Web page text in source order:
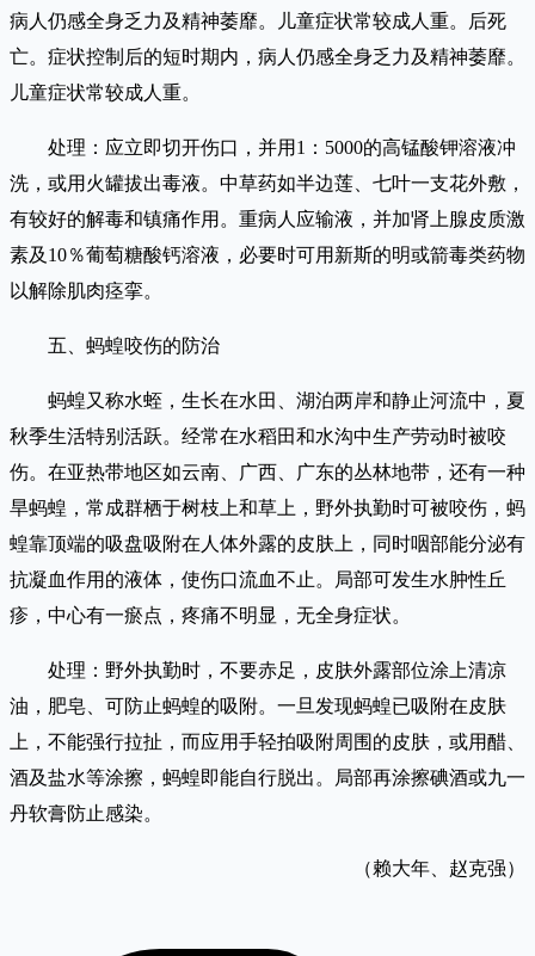
病人仍感全身乏力及精神萎靡。儿童症状常较成人重。后死
亡。症状控制后的短时期内，病人仍感全身乏力及精神萎靡。
儿童症状常较成人重。
处理：应立即切开伤口，并用1：5000的高锰酸钾溶液冲
洗，或用火罐拔出毒液。中草药如半边莲、七叶一支花外敷，
有较好的解毒和镇痛作用。重病人应输液，并加肾上腺皮质激
素及10％葡萄糖酸钙溶液，必要时可用新斯的明或箭毒类药物
以解除肌肉痉挛。
五、蚂蝗咬伤的防治
蚂蝗又称水蛭，生长在水田、湖泊两岸和静止河流中，夏
秋季生活特别活跃。经常在水稻田和水沟中生产劳动时被咬
伤。在亚热带地区如云南、广西、广东的丛林地带，还有一种
旱蚂蝗，常成群栖于树枝上和草上，野外执勤时可被咬伤，蚂
蝗靠顶端的吸盘吸附在人体外露的皮肤上，同时咽部能分泌有
抗凝血作用的液体，使伤口流血不止。局部可发生水肿性丘
疹，中心有一瘀点，疼痛不明显，无全身症状。
处理：野外执勤时，不要赤足，皮肤外露部位涂上清凉
油，肥皂、可防止蚂蝗的吸附。一旦发现蚂蝗已吸附在皮肤
上，不能强行拉扯，而应用手轻拍吸附周围的皮肤，或用醋、
酒及盐水等涂擦，蚂蝗即能自行脱出。局部再涂擦碘酒或九一
丹软膏防止感染。
（赖大年、赵克强）